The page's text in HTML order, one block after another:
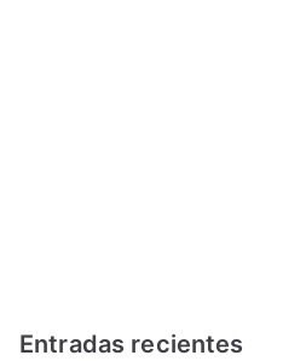
Entradas recientes